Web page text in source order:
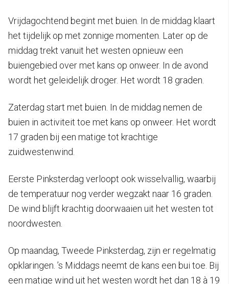
Vrijdagochtend begint met buien. In de middag klaart
het tijdelijk op met zonnige momenten. Later op de
middag trekt vanuit het westen opnieuw een
buiengebied over met kans op onweer. In de avond
wordt het geleidelijk droger. Het wordt 18 graden.
Zaterdag start met buien. In de middag nemen de
buien in activiteit toe met kans op onweer. Het wordt
17 graden bij een matige tot krachtige
zuidwestenwind.
Eerste Pinksterdag verloopt ook wisselvallig, waarbij
de temperatuur nog verder wegzakt naar 16 graden.
De wind blijft krachtig doorwaaien uit het westen tot
noordwesten.
Op maandag, Tweede Pinksterdag, zijn er regelmatig
opklaringen. ’s Middags neemt de kans een bui toe. Bij
een matige wind uit het westen wordt het dan 18 à 19